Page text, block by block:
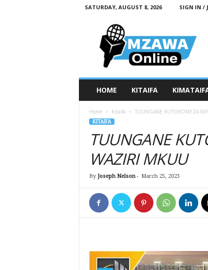
SATURDAY, AUGUST 8, 2026 SIGN IN /
HOME KITAIFA
Home Kitaifa TUUNGANE KUTOKOMEZA
KITAIFA
TUUNGANE
WAZIRI MKUU
By Joseph Nelson- March 25, 2023